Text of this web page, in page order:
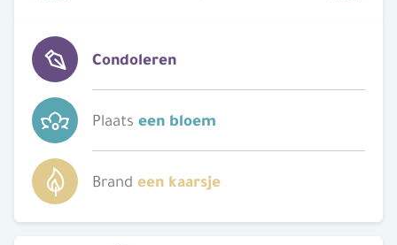
Condoleren
Plaats een bloem
Brand een kaarsje